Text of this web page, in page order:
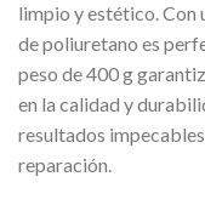
limpio y estético. Con
de poliuretano es
peso de 400 g
en la calidad y
resultados
reparación.